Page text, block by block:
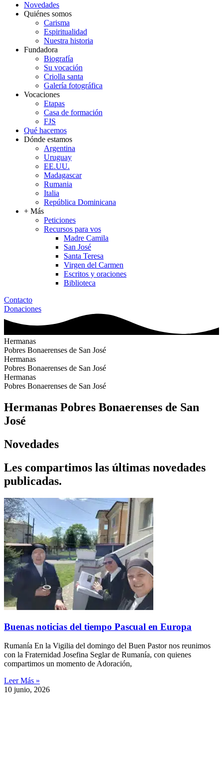
Novedades
Quiénes somos
Carisma
Espiritualidad
Nuestra historia
Fundadora
Biografía
Su vocación
Criolla santa
Galería fotográfica
Vocaciones
Etapas
Casa de formación
FJS
Qué hacemos
Dónde estamos
Argentina
Uruguay
EE.UU.
Madagascar
Rumania
Italia
República Dominicana
+ Más
Peticiones
Recursos para vos
Madre Camila
San José
Santa Teresa
Virgen del Carmen
Escritos y oraciones
Biblioteca
Contacto
Donaciones
Hermanas
Pobres Bonaerenses de San José
Hermanas
Pobres Bonaerenses de San José
Hermanas
Pobres Bonaerenses de San José
Hermanas Pobres Bonaerenses de San
José
Novedades
Les compartimos las últimas novedades
publicadas.
Buenas noticias del tiempo Pascual en Europa
Rumanía En la Vigilia del domingo del Buen Pastor nos reunimos
con la Fraternidad Josefina Seglar de Rumanía, con quienes
compartimos un momento de Adoración,
Leer Más »
10 junio, 2026